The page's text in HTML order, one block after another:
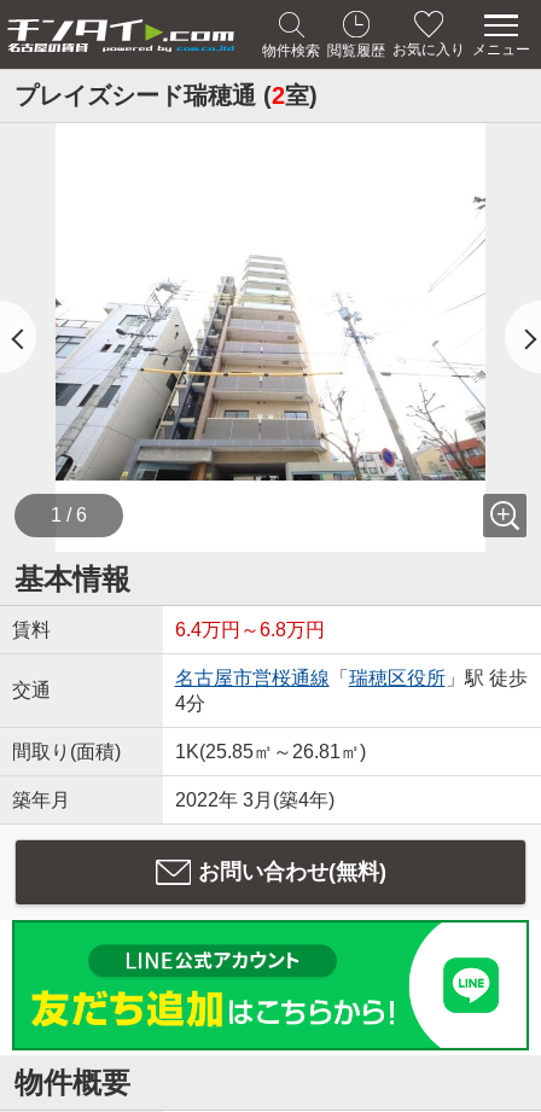
物件検索 閲覧履歴 お気に入り メニュー
プレイズシード瑞穂通 (2室)
1 / 6
基本情報
賃料 6.4万円～6.8万円
交通
名古屋市営桜通線 「 瑞穂区役所」駅 徒歩
4分
間取り(面積) 1K(25.85㎡～26.81㎡)
築年月 2022年 3月(築4年)
お問い合わせ(無料)
物件概要